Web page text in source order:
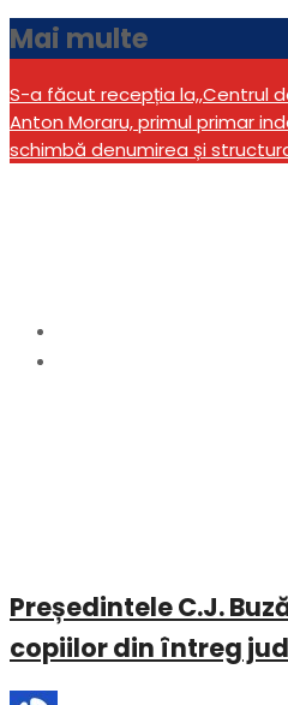
Mai multe
S-a făcut recepția la,,Centrul
Anton Moraru, primul primar
schimbă denumirea și
Președintele C.J.
copiilor din întreg